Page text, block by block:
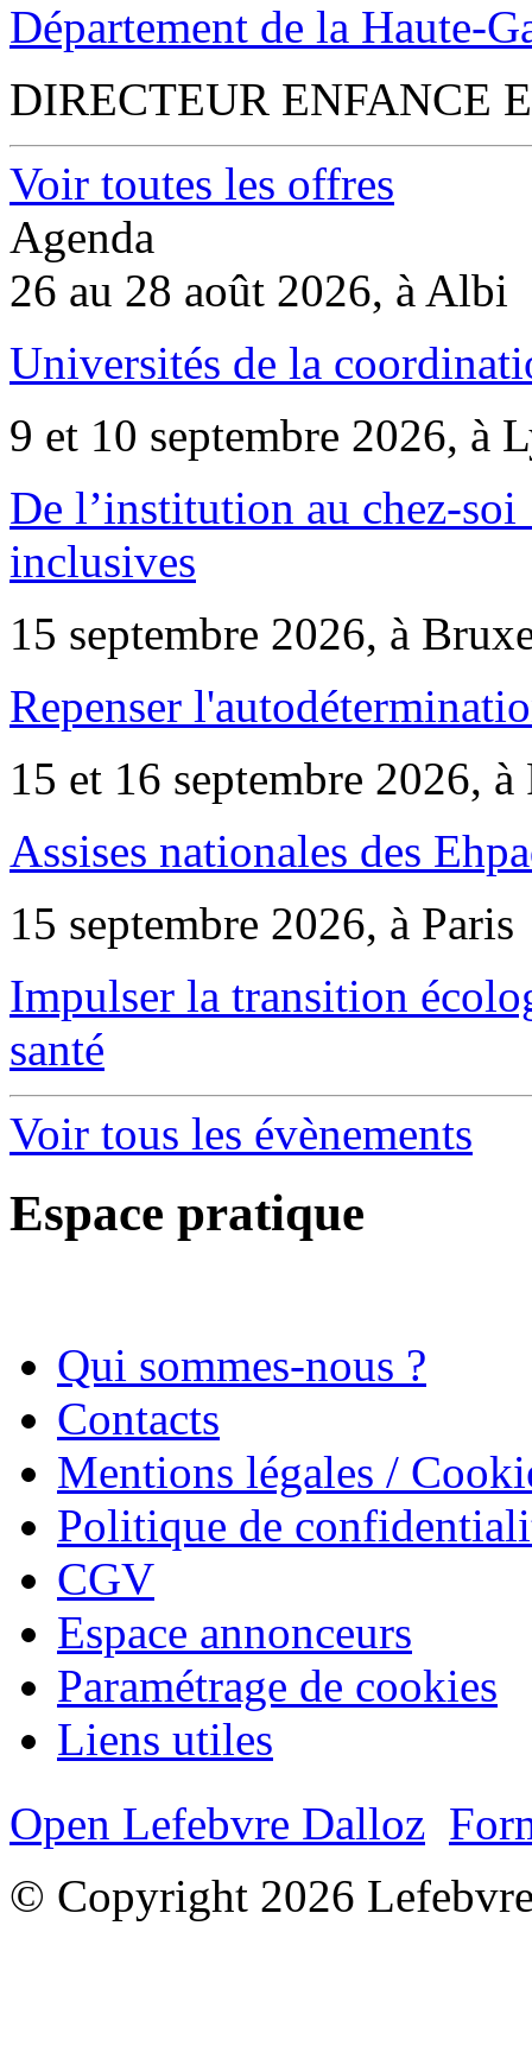
Département de la Haute-
DIRECTEUR ENFANCE
Voir toutes les offres
Agenda
26 au 28 août 2026, à Albi
Universités de la
9 et 10 septembre 2026, à
De l’institution au chez-
inclusives
15 septembre 2026, à
Repenser
15 et 16 septembre 2026, à
Assises nationales des
15 septembre 2026, à Paris
Impulser la transition
santé
Voir tous les évènements
Espace pratique
Qui sommes-nous ?
Contacts
Mentions légales /
Politique de
CGV
Espace annonceurs
Paramétrage de cookies
Liens utiles
Open Lefebvre Dalloz
© Copyright 2026